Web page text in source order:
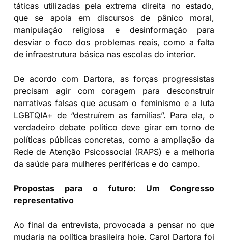
táticas utilizadas pela extrema direita no estado,
que se apoia em discursos de pânico moral,
manipulação religiosa e desinformação para
desviar o foco dos problemas reais, como a falta
de infraestrutura básica nas escolas do interior.
De acordo com Dartora, as forças progressistas
precisam agir com coragem para desconstruir
narrativas falsas que acusam o feminismo e a luta
LGBTQIA+ de “destruírem as famílias”. Para ela, o
verdadeiro debate político deve girar em torno de
políticas públicas concretas, como a ampliação da
Rede de Atenção Psicossocial (RAPS) e a melhoria
da saúde para mulheres periféricas e do campo.
Propostas para o futuro: Um Congresso
representativo
Ao final da entrevista, provocada a pensar no que
mudaria na política brasileira hoje, Carol Dartora foi